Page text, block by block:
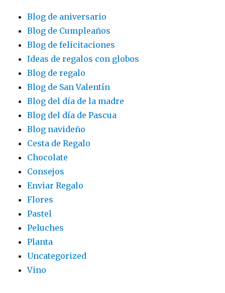
Blog de aniversario
Blog de Cumpleaños
Blog de felicitaciones
Ideas de regalos con globos
Blog de regalo
Blog de San Valentín
Blog del día de la madre
Blog del día de Pascua
Blog navideño
Cesta de Regalo
Chocolate
Consejos
Enviar Regalo
Flores
Pastel
Peluches
Planta
Uncategorized
Vino